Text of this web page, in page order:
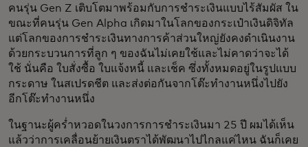
คนรุ่น Gen Z เติบโตมาพร้อมกับการชำระเงินแบบไร้สัมผัส ใน
ขณะที่คนรุ่น Gen Alpha เกิดมาในโลกของกระเป๋าเงินดิจิทัล
แต่โลกของการชำระเงินทางการค้าส่วนใหญ่ยังคงดำเนินงาน
ด้วยกระบวนการที่ลูก ๆ ของฉันไม่เคยใช้และไม่คาดว่าจะได้
ใช้ นั่นคือ ใบสั่งซื้อ ใบแจ้งหนี้ และเช็ค ซึ่งทั้งหมดอยู่ในรูปแบบ
กระดาษ ในสเปรดชีต และส่งต่อกันจากโต๊ะทำงานหนึ่งไปยัง
อีกโต๊ะทำงานหนึ่ง
ในฐานะผู้คร่ำหวอดในวงการการชำระเงินมา 25 ปี ผมได้เห็น
แล้วว่าการเคลื่อนย้ายเงินตราได้พัฒนาไปไกลแค่ไหน ฉันก็เคย